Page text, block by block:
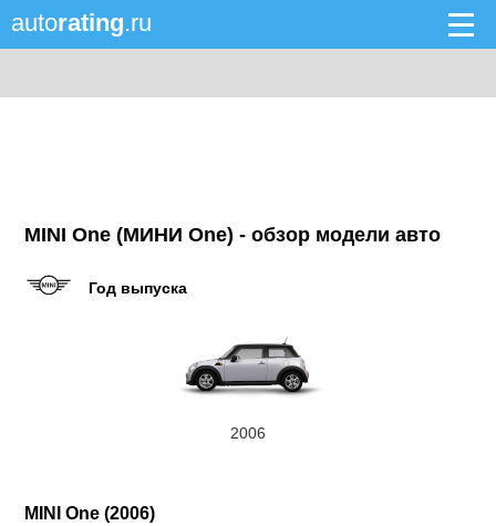
autorating.ru
MINI One (МИНИ One) - обзор модели авто
Год выпуска
2006
MINI One (2006)